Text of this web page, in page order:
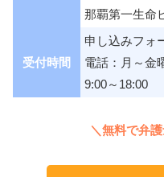
那覇第一生命
受付時間
申し込みフォ
電話：月～金
9:00～18:00
＼無料で弁